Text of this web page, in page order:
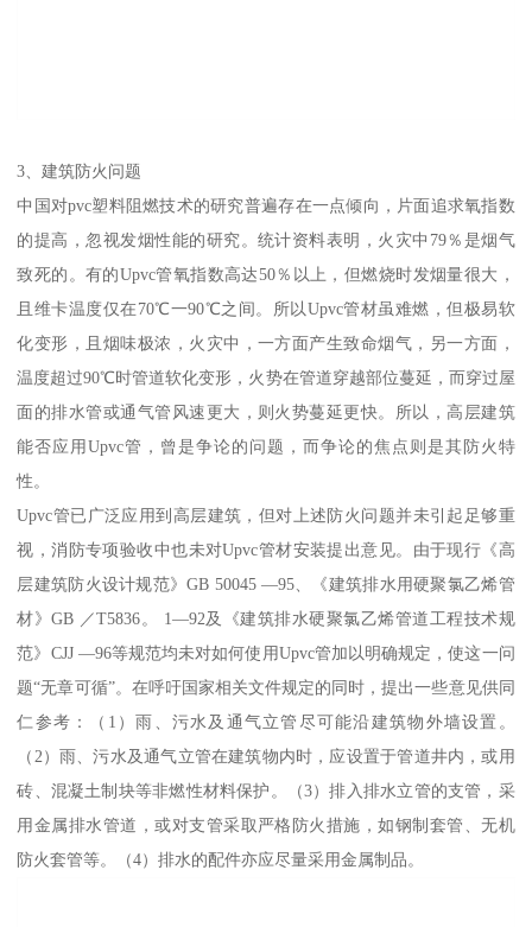
3、建筑防火问题
中国对pvc塑料阻燃技术的研究普遍存在一点倾向，片面追求氧指数
的提高，忽视发烟性能的研究。统计资料表明，火灾中79％是烟气
致死的。有的Upvc管氧指数高达50％以上，但燃烧时发烟量很大，
且维卡温度仅在70℃一90℃之间。所以Upvc管材虽难燃，但极易软
化变形，且烟味极浓，火灾中，一方面产生致命烟气，另一方面，
温度超过90℃时管道软化变形，火势在管道穿越部位蔓延，而穿过屋
面的排水管或通气管风速更大，则火势蔓延更快。所以，高层建筑
能否应用Upvc管，曾是争论的问题，而争论的焦点则是其防火特
性。
Upvc管已广泛应用到高层建筑，但对上述防火问题并未引起足够重
视，消防专项验收中也未对Upvc管材安装提出意见。由于现行《高
层建筑防火设计规范》GB 50045 —95、《建筑排水用硬聚氯乙烯管
材》GB ／T5836。 1—92及《建筑排水硬聚氯乙烯管道工程技术规
范》CJJ —96等规范均未对如何使用Upvc管加以明确规定，使这一问
题“无章可循”。在呼吁国家相关文件规定的同时，提出一些意见供同
仁参考：（1）雨、污水及通气立管尽可能沿建筑物外墙设置。
（2）雨、污水及通气立管在建筑物内时，应设置于管道井内，或用
砖、混凝土制块等非燃性材料保护。（3）排入排水立管的支管，采
用金属排水管道，或对支管采取严格防火措施，如钢制套管、无机
防火套管等。（4）排水的配件亦应尽量采用金属制品。